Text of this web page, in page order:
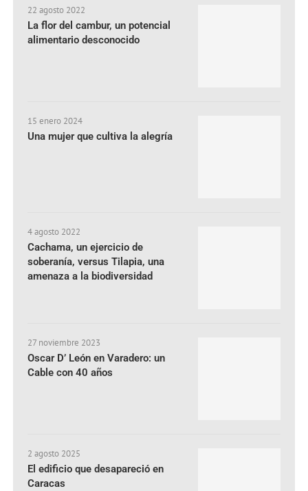
22 agosto 2022
La flor del cambur, un potencial
alimentario desconocido
15 enero 2024
Una mujer que cultiva la alegría
4 agosto 2022
Cachama, un ejercicio de
soberanía, versus Tilapia, una
amenaza a la biodiversidad
27 noviembre 2023
Oscar D’ León en Varadero: un
Cable con 40 años
2 agosto 2025
El edificio que desapareció en
Caracas